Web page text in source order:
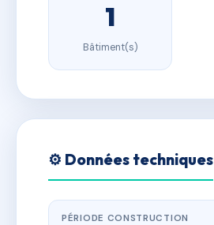
1
Bâtiment(s)
⚙️ Données techniques
PÉRIODE CONSTRUCTION